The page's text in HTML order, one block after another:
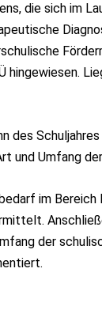
die sich im
hingewiesen.
des
Umfang
im
der